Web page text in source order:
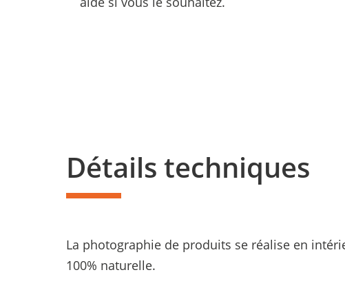
Détails techniques
La photographie de produits se réalise en
100% naturelle.